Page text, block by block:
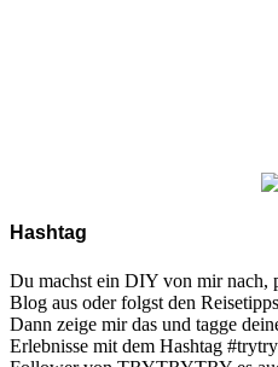
Hashtag
Du machst ein DIY von mir nach,
Blog aus oder folgst den
Dann zeige mir das und tagge
Erlebnisse mit dem Hashtag